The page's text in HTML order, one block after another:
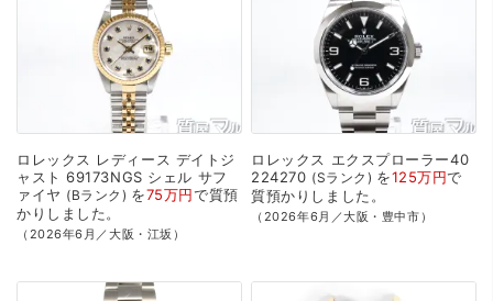
ロレックス レディース デイトジ
ャスト 69173NGS シェル サフ
ァイヤ
Bランク を75万円で質預
かり しました。
（2026年6月／大阪・江坂）
ロレックス エクスプローラー40
224270
Sランク を125万円で
質預かり しました。
（2026年6月／大阪・豊中市）